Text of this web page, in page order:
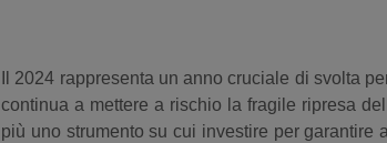
Il 2024 rappresenta un anno cruciale di svolta
continua a mettere a rischio la fragile ripresa
più uno strumento su cui investire per